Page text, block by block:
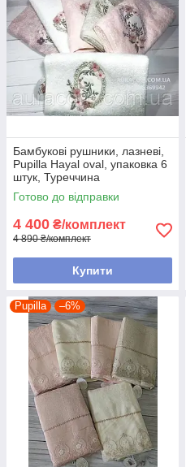
Бамбукові рушники, лазневі,
Pupilla Hayal oval, упаковка 6
штук, Туреччина
Готово до відправки
4 400 ₴/комплект
4 890 ₴/комплект
Купити
Pupilla –6%